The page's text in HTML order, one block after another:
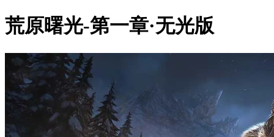
荒原曙光-第一章·无光版